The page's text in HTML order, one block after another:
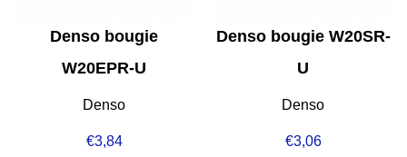
Denso bougie
W20EPR-U
Denso
€3,84
Denso bougie W20SR-
U
Denso
€3,06